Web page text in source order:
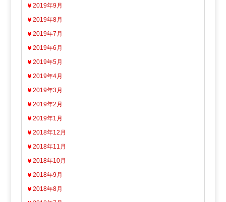
2019年9月
2019年8月
2019年7月
2019年6月
2019年5月
2019年4月
2019年3月
2019年2月
2019年1月
2018年12月
2018年11月
2018年10月
2018年9月
2018年8月